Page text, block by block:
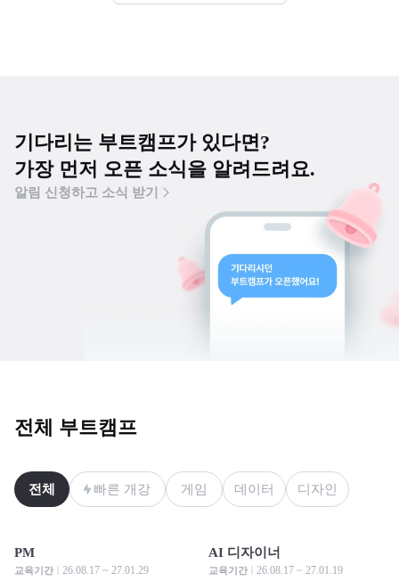
기다리는 부트캠프가 있다면?
가장 먼저 오픈 소식을 알려드려요.
알림 신청하고 소식 받기
전체 부트캠프
전체 빠른 개강 게임 데이터 디자인
모집 중
모집 중
PM
교육기간 26.08.17 ~ 27.01.29
모집 중
모집 중
AI 디자이너
교육기간 26.08.17 ~ 27.01.19